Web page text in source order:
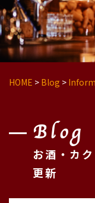
HOME > Blog >
Blog
お酒・カ
更新